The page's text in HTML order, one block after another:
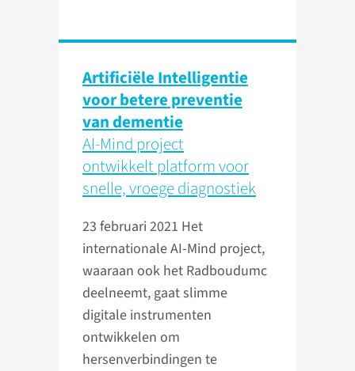
Artificiële Intelligentie
voor betere preventie
van dementie
AI-Mind project
ontwikkelt platform voor
snelle, vroege diagnostiek
23 februari 2021 Het
internationale AI-Mind project,
waaraan ook het Radboudumc
deelneemt, gaat slimme
digitale instrumenten
ontwikkelen om
hersenverbindingen te